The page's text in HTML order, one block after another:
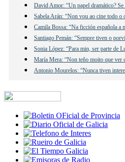
David Amor: “Un papel dramático? Se
Sabela Arán: “Non vou ao cine todo
Camila Bossa: “Na ficción española a
Santiago Pemán: “Sempre tiven o
Sonia López: “Para min, ser parte de
María Mera: “Non teño moito que ver
Antonio Mourelos: “Nunca tiven